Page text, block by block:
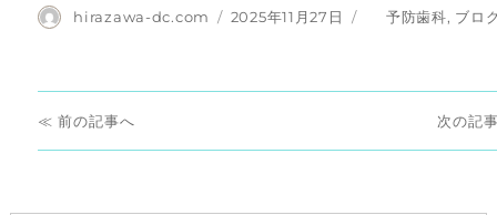
投
hirazawa-dc.com
投
2025年11月27日
カ
予防歯科, ブロ
投
稿
ナ
前
前
投
次
次
投